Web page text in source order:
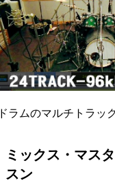
ドラムのマルチトラッ
ミックス・マス
スン